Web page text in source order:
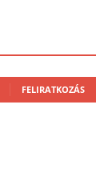
FELIRATKOZÁS